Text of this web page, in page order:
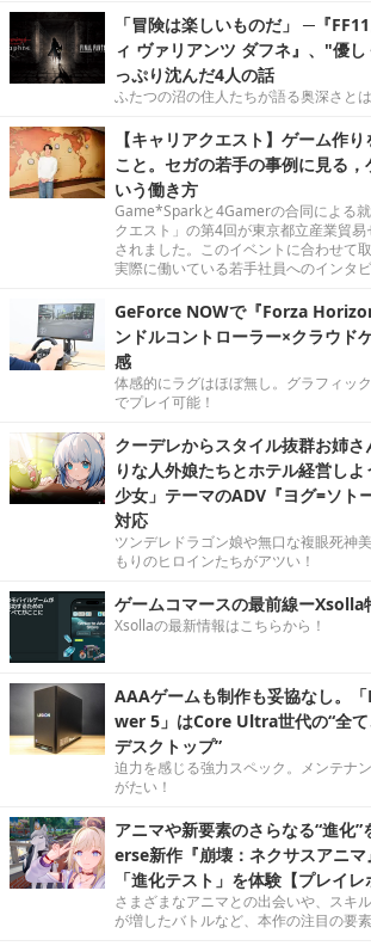
「冒険は楽しいものだ」 ─『
ィ ヴァリアンツ ダフネ』、"優
っぷり沈んだ4人の話
ふたつの沼の住人たちが語る奥深さとは
【キャリアクエスト】ゲーム作
こと。セガの若手の事例に見る
いう働き方
Game*Sparkと4Gamerの合同による
クエスト」の第4回が東京都立産業貿
されました。このイベントに合わせて
実際に働いている若手社員へのインタ
GeForce NOWで『Forza
ンドルコントローラー×クラウド
感
体感的にラグはほぼ無し。グラフィッ
でプレイ可能！
クーデレからスタイル抜群お姉
りな人外娘たちとホテル経営し
少女」テーマのADV『ヨグ=ソト
対応
ツンデレドラゴン娘や無口な複眼死神
もりのヒロインたちがアツい！
ゲームコマースの最前線ーXsolla
Xsollaの最新情報はこちらから！
AAAゲームも制作も妥協なし。
wer 5」はCore Ultra世代の“全
デスクトップ”
迫力を感じる強力スペック。メンテナ
がたい！
アニマや新要素のさらなる“進化
erse新作『崩壊：ネクサスアニ
「進化テスト」を体験【プレイレ
さまざまなアニマとの出会いや、スキ
が増したバトルなど、本作の注目の要